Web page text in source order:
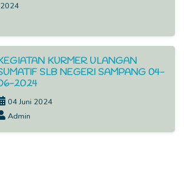
KURMER ULANGAN
SLB NEGERI SAMPANG 04-
2024
04 Juni 2024
Admin